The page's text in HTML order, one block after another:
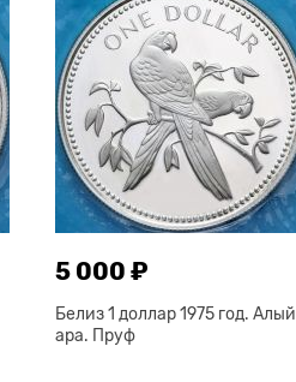
5 000 ₽
Белиз 1 доллар 1975 год. Алый
ара. Пруф